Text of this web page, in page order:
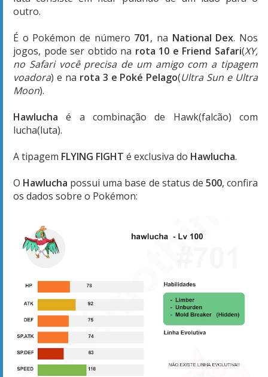
outro.
É o Pokémon de número 701, na National Dex. Nos
jogos, pode ser obtido na rota 10 e Friend Safari(XY,
no Safari você precisa de um amigo com a tipagem
voadora) e na rota 3 e Poké Pelago(Ultra Sun e Ultra
Moon).
Hawluchaé a combinação de Hawk(falcão) com
lucha(luta).
A tipagem FLYING FIGHT é exclusiva do Hawlucha.
O Hawlucha possui uma base de status de 500, confira
os dados sobre o Pokémon: